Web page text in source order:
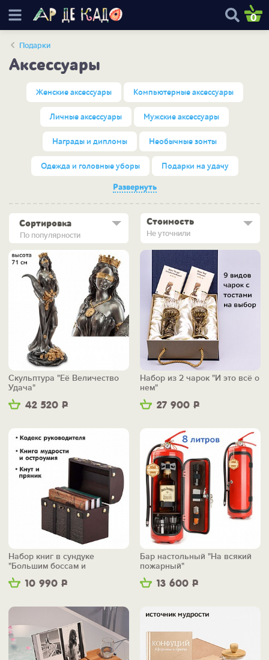
0
Подарки
Аксессуары
Женские аксессуары Компьютерные аксессуары
Личные аксессуары Мужские аксессуары
Награды и дипломы Необычные зонты
Одежда и головные уборы Подарки на удачу
Развернуть
По популярности
Сортировка Стоимость
Не уточнили
42 520 Р
Скульптура "Её Величество
Удача"
27 900 Р
Набор из 2 чарок "И это всё о
нем"
10 990 Р
Набор книг в сундуке
"Большим боссам и
маленьким"
13 600 Р
Бар настольный "На всякий
пожарный"